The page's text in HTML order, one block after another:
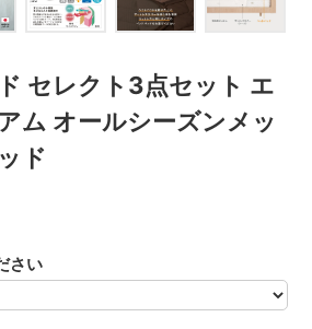
セレクト3点セット エ
ム オールシーズンメッ
ド
さい